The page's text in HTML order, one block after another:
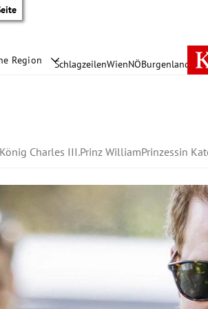
Region SchlagzeilenWienNÖBurgenland
König Charles III.Prinz WilliamPrinzessin